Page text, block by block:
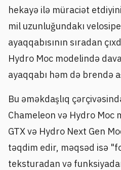
hekayə ilə müraciət
mil uzunluğundakı
ayaqqabısının sıradan
Hydro Moc modelində
ayaqqabı həm də brendə
Bu əməkdaşlıq
Chameleon və Hydro Moc
GTX və Hydro Next Gen
təqdim edir, məqsəd isə
teksturadan və